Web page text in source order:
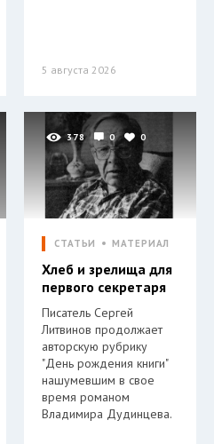
5 августа 2026
378 0 0
СТАТЬИ МАТЕРИАЛ
Хлеб и зрелища для
первого секретаря
Писатель Сергей
Литвинов продолжает
авторскую рубрику
"День рождения книги"
нашумевшим в свое
время романом
Владимира Дудинцева.